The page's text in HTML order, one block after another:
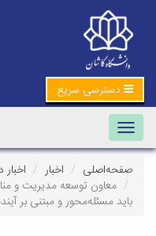
دسترسی سریع
Toggle navigation
صفحه‌اصلی اخبار
اخبار
معاون توسعه مدیریت و
باید مسئله‌محور و مبتنی بر